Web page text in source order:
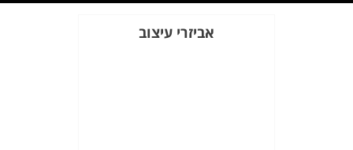
אביזרי עיצוב